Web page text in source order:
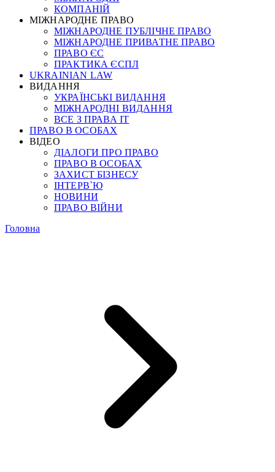
КОМПАНІЙ
МІЖНАРОДНЕ ПРАВО
МІЖНАРОДНЕ ПУБЛІЧНЕ ПРАВО
МІЖНАРОДНЕ ПРИВАТНЕ ПРАВО
ПРАВО ЄС
ПРАКТИКА ЄСПЛ
UKRAINIAN LAW
ВИДАННЯ
УКРАЇНСЬКІ ВИДАННЯ
МІЖНАРОДНІ ВИДАННЯ
ВСЕ З ПРАВА ІТ
ПРАВО В ОСОБАХ
ВІДЕО
ДІАЛОГИ ПРО ПРАВО
ПРАВО В ОСОБАХ
ЗАХИСТ БІЗНЕСУ
ІНТЕРВ`Ю
НОВИНИ
ПРАВО ВІЙНИ
Головна